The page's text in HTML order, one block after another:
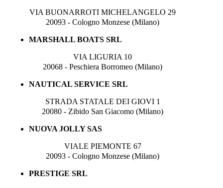
VIA BUONARROTI MICHELANGELO 29
20093 - Cologno Monzese (Milano)
MARSHALL BOATS SRL
VIA LIGURIA 10
20068 - Peschiera Borromeo (Milano)
NAUTICAL SERVICE SRL
STRADA STATALE DEI GIOVI 1
20080 - Zibido San Giacomo (Milano)
NUOVA JOLLY SAS
VIALE PIEMONTE 67
20093 - Cologno Monzese (Milano)
PRESTIGE SRL